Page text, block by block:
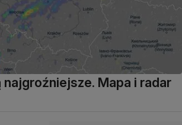
najgroźniejsze. Mapa i radar